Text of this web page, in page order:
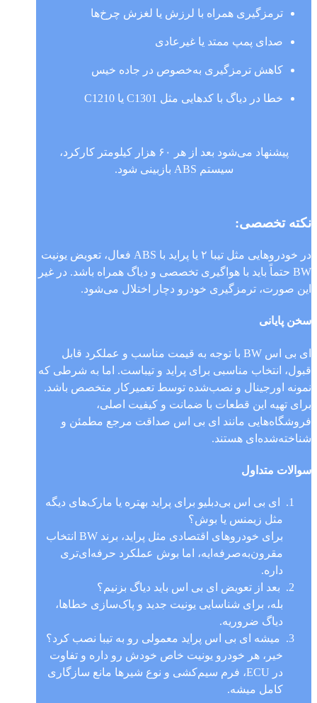
ترمزگیری همراه با لرزش یا لغزش چرخ‌ها
صدای پمپ ممتد یا غیرعادی
کاهش ترمزگیری به‌خصوص در جاده خیس
خطا در دیاگ با کدهایی مثل C1301 یا C1210
پیشنهاد می‌شود بعد از هر ۶۰ هزار کیلومتر کارکرد،
سیستم ABS بازبینی شود.
نکته تخصصی:
در خودروهایی مثل تیبا ۲ یا پراید با ABS فعال، تعویض یونیت
BW حتماً باید با هواگیری تخصصی و دیاگ همراه باشد. در غیر
این صورت، ترمزگیری خودرو دچار اختلال می‌شود.
سخن پایانی
ای بی اس BW با توجه به قیمت مناسب و عملکرد قابل
قبول، انتخاب مناسبی برای پراید و تیباست. اما به شرطی که
نمونه اورجینال و نصب‌شده توسط تعمیرکار متخصص باشد.
برای تهیه این قطعات با ضمانت و کیفیت اصلی،
فروشگاه‌هایی مانند ای بی اس صداقت مرجع مطمئن و
شناخته‌شده‌ای هستند.
سوالات متداول
ای بی اس بی‌دبلیو برای پراید بهتره یا مارک‌های دیگه
مثل زیمنس یا بوش؟
برای خودروهای اقتصادی مثل پراید، برند BW انتخاب
مقرون‌به‌صرفه‌ایه، اما بوش عملکرد حرفه‌ای‌تری
داره.
بعد از تعویض ای بی اس باید دیاگ بزنیم؟
بله، برای شناسایی یونیت جدید و پاک‌سازی خطاها،
دیاگ ضروریه.
میشه ای بی اس پراید معمولی رو به تیبا نصب کرد؟
خیر، هر خودرو یونیت خاص خودش رو داره و تفاوت
در ECU، فرم سیم‌کشی و نوع شیرها مانع سازگاری
کامل میشه.